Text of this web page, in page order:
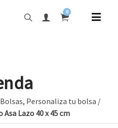
0
Bolsas, Personaliza tu bolsa /
Lazo 40 x 45 cm